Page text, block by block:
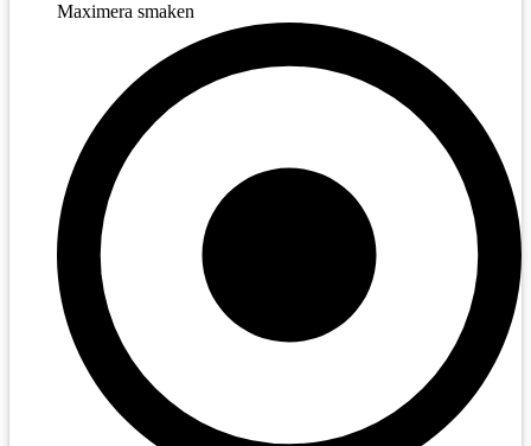
Maximera smaken